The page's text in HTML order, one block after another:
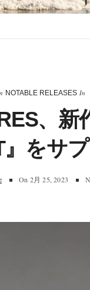
NOTABLE RELEASES In
、新
』をサ
On 2月 25, 2023